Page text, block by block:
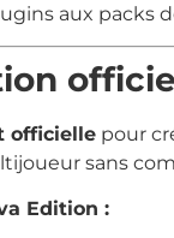
aux packs
officielle pour
sans
Edition :